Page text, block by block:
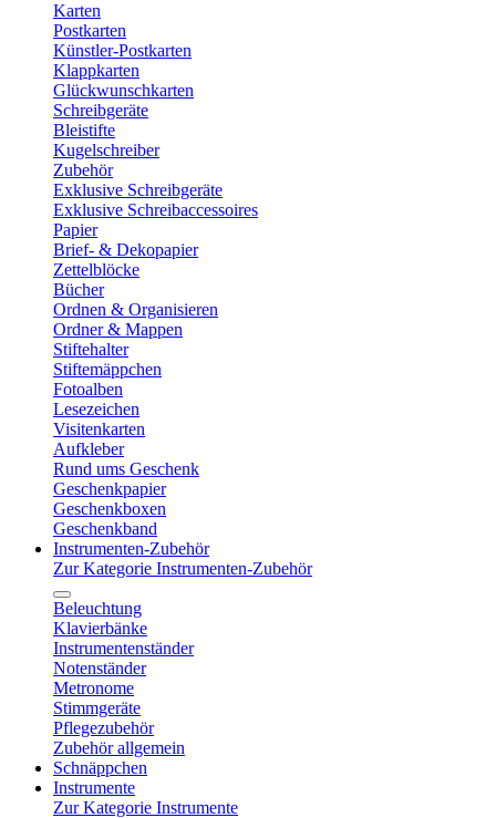
Karten
Postkarten
Künstler-Postkarten
Klappkarten
Glückwunschkarten
Schreibgeräte
Bleistifte
Kugelschreiber
Zubehör
Exklusive Schreibgeräte
Exklusive Schreibaccessoires
Papier
Brief- & Dekopapier
Zettelblöcke
Bücher
Ordnen & Organisieren
Ordner & Mappen
Stiftehalter
Stiftemäppchen
Fotoalben
Lesezeichen
Visitenkarten
Aufkleber
Rund ums Geschenk
Geschenkpapier
Geschenkboxen
Geschenkband
Instrumenten-Zubehör
Zur Kategorie Instrumenten-Zubehör
Beleuchtung
Klavierbänke
Instrumentenständer
Notenständer
Metronome
Stimmgeräte
Pflegezubehör
Zubehör allgemein
Schnäppchen
Instrumente
Zur Kategorie Instrumente